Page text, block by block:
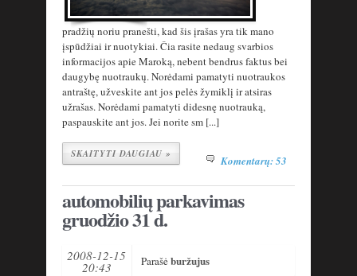
pradžių noriu pranešti, kad šis įrašas yra tik mano
įspūdžiai ir nuotykiai. Čia rasite nedaug svarbios
informacijos apie Maroką, nebent bendrus faktus bei
daugybę nuotraukų. Norėdami pamatyti nuotraukos
antraštę, užveskite ant jos pelės žymiklį ir atsiras
užrašas. Norėdami pamatyti didesnę nuotrauką,
paspauskite ant jos. Jei norite sm [...]
SKAITYTI DAUGIAU » Komentarų: 53
automobilių parkavimas
gruodžio 31 d.
2008-12-15
20:43 Parašėburžujus